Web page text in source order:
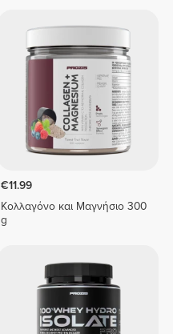
€11.99
Κολλαγόνο και Μαγνήσιο 300
g